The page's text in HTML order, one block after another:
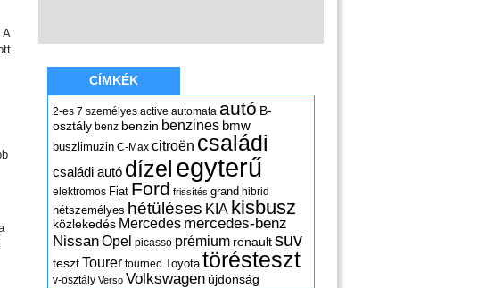
A
CÍMKÉK
2-es 7 személyes active automata autó B-
osztály benz benzin benzines bmw
buszlimuzin C-Max citroën családi
családi autó dízel egyterű
elektromos Fiat Ford frissítés grand hibrid
hétszemélyes hétüléses KIA kisbusz
közlekedés Mercedes mercedes-benz
NissanOpel picasso prémium renaultsuv
tesztTourer tourneo Toyota törésteszt
v-osztály Verso Volkswagen újdonság